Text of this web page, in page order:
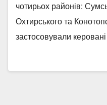
чотирьох районів:
Охтирського та
застосовували